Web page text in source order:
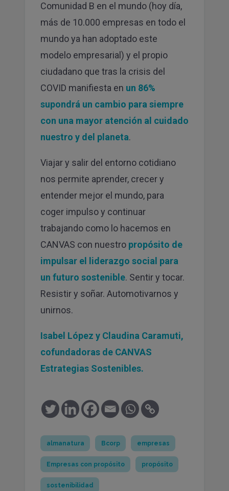
Comunidad B en el mundo (hoy día,
más de 10.000 empresas en todo el
mundo ya han adoptado este
modelo empresarial) y el propio
ciudadano que tras la crisis del
COVID manifiesta en un 86%
supondrá un cambio para siempre
con una mayor atención al cuidado
nuestro y del planeta.
Viajar y salir del entorno cotidiano
nos permite aprender, crecer y
entender mejor el mundo, para
coger impulso y continuar
trabajando como lo hacemos en
CANVAS con nuestro propósito de
impulsar el liderazgo social para
un futuro sostenible. Sentir y tocar.
Resistir y soñar. Automotivarnos y
unirnos.
Isabel López y Claudina Caramuti,
cofundadoras de CANVAS
Estrategias Sostenibles.
almanatura Bcorp empresas
Empresas con propósito propósito
sostenibilidad